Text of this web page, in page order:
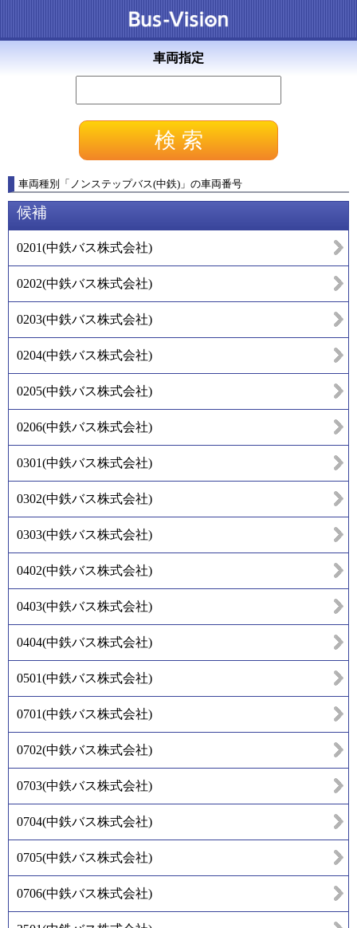
車両指定
車両種別 「 ノンステップバス(中鉄) 」 の車両番号
候補
0201(中鉄バス株式会社)
0202(中鉄バス株式会社)
0203(中鉄バス株式会社)
0204(中鉄バス株式会社)
0205(中鉄バス株式会社)
0206(中鉄バス株式会社)
0301(中鉄バス株式会社)
0302(中鉄バス株式会社)
0303(中鉄バス株式会社)
0402(中鉄バス株式会社)
0403(中鉄バス株式会社)
0404(中鉄バス株式会社)
0501(中鉄バス株式会社)
0701(中鉄バス株式会社)
0702(中鉄バス株式会社)
0703(中鉄バス株式会社)
0704(中鉄バス株式会社)
0705(中鉄バス株式会社)
0706(中鉄バス株式会社)